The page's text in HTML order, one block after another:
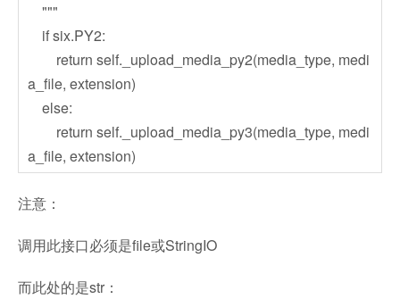
"""
if six.PY2:
return self._upload_media_py2(media_type, medi
a_file, extension)
else:
return self._upload_media_py3(media_type, medi
a_file, extension)
注意：
调用此接口必须是file或StringIO
而此处的是str：